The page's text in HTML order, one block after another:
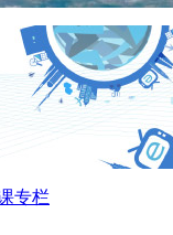
专栏